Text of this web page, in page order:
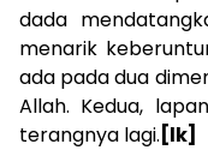
dada
menarik
ada pada dua
Allah. Kedua,
terangnya lagi. [lk]